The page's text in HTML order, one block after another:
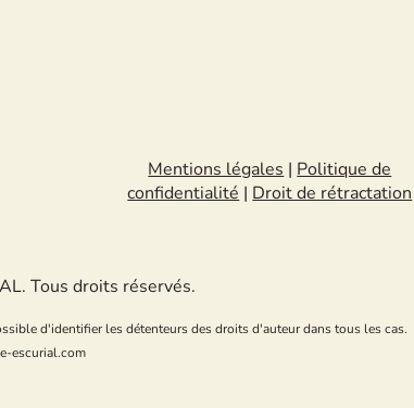
Mentions légales|Politique de
confidentialité|Droit de rétractation
Tous droits réservés.
d'identifier les détenteurs des droits d'auteur dans tous les cas.
escurial.com